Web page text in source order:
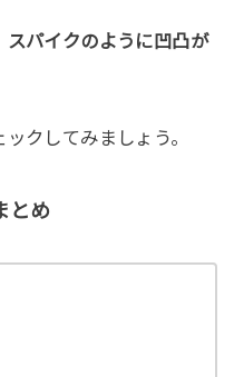
スパイクのように凹凸が
クしてみましょう。
とめ